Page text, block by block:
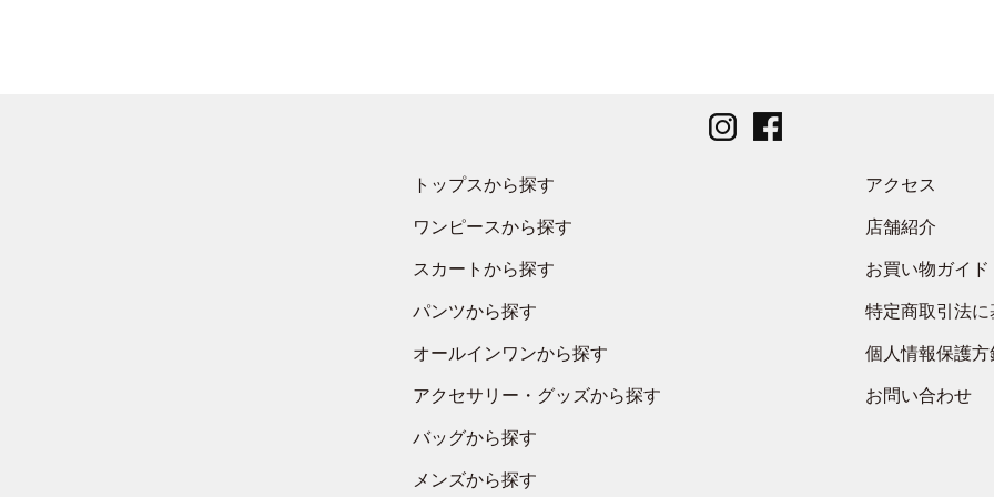
トップスから探す
ワンピースから探す
スカートから探す
パンツから探す
オールインワンから探す
アクセサリー・グッズから探す
バッグから探す
メンズから探す
アクセス
店舗紹介
お買い物ガイド
特定商取引法
個人情報保護方
お問い合わせ